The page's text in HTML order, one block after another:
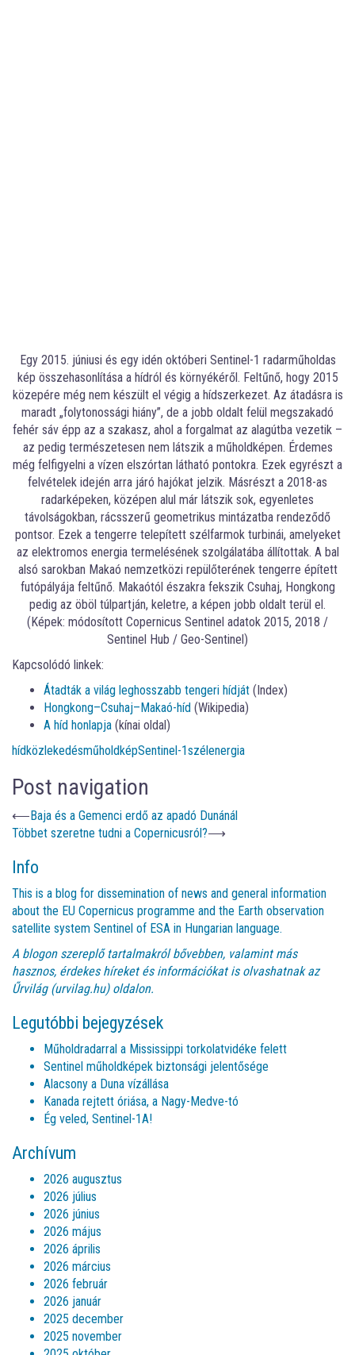
Egy 2015. júniusi és egy idén októberi Sentinel-1 radarműholdas
kép összehasonlítása a hídról és környékéről. Feltűnő, hogy 2015
közepére még nem készült el végig a hídszerkezet. Az átadásra is
maradt „folytonossági hiány”, de a jobb oldalt felül megszakadó
fehér sáv épp az a szakasz, ahol a forgalmat az alagútba vezetik –
az pedig természetesen nem látszik a műholdképen. Érdemes
még felfigyelni a vízen elszórtan látható pontokra. Ezek egyrészt a
felvételek idején arra járó hajókat jelzik. Másrészt a 2018-as
radarképeken, középen alul már látszik sok, egyenletes
távolságokban, rácsszerű geometrikus mintázatba rendeződő
pontsor. Ezek a tengerre telepített szélfarmok turbinái, amelyeket
az elektromos energia termelésének szolgálatába állítottak. A bal
alsó sarokban Makaó nemzetközi repülőterének tengerre épített
futópályája feltűnő. Makaótól északra fekszik Csuhaj, Hongkong
pedig az öböl túlpartján, keletre, a képen jobb oldalt terül el.
(Képek: módosított Copernicus Sentinel adatok 2015, 2018 /
Sentinel Hub / Geo-Sentinel)
Kapcsolódó linkek:
Átadták a világ leghosszabb tengeri hídját (Index)
Hongkong–Csuhaj–Makaó-híd (Wikipedia)
A híd honlapja (kínai oldal)
hídközlekedésműholdképSentinel-1szélenergia
Post navigation
⟵Baja és a Gemenci erdő az apadó Dunánál
Többet szeretne tudni a Copernicusról?⟶
Info
This is a blog for dissemination of news and general information
about the EU Copernicus programme and the Earth observation
satellite system Sentinel of ESA in Hungarian language.
A blogon szereplő tartalmakról bővebben, valamint más
hasznos, érdekes híreket és információkat is olvashatnak az
Űrvilág (urvilag.hu)oldalon.
Legutóbbi bejegyzések
Műholdradarral a Mississippi torkolatvidéke felett
Sentinel műholdképek biztonsági jelentősége
Alacsony a Duna vízállása
Kanada rejtett óriása, a Nagy-Medve-tó
Ég veled, Sentinel-1A!
Archívum
2026 augusztus
2026 július
2026 június
2026 május
2026 április
2026 március
2026 február
2026 január
2025 december
2025 november